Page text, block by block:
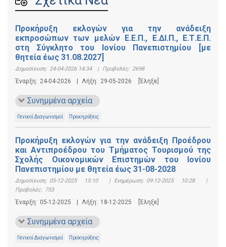
Προκήρυξη εκλογών για την ανάδειξη
εκπροσώπων των μελών Ε.Ε.Π., Ε.ΔΙ.Π., Ε.Τ.Ε.Π.
στη Σύγκλητο του Ιονίου Πανεπιστημίου [με
θητεία έως 31.08.2027]
Δημοσίευση: 24-04-2026 14:34 | Προβολές: 2698
Έναρξη: 24-04-2026 Λήξη: 29-05-2026 [Έληξε]
Συνημμένα αρχεία
Γενικοί Διαγωνισμοί Προκηρύξεις
Προκήρυξη εκλογών για την ανάδειξη Προέδρου
και Αντιπροέδρου του Τμήματος Τουρισμού της
Σχολής Οικονομικών Επιστημών του Ιονίου
Πανεπιστημίου με θητεία έως 31-08-2028
Δημοσίευση: 05-12-2025 15:10 | Ενημέρωση: 09-12-2025 10:28
|
Προβολές: 753
Έναρξη: 05-12-2025 Λήξη: 18-12-2025 [Έληξε]
Συνημμένα αρχεία
Γενικοί Διαγωνισμοί Προκηρύξεις